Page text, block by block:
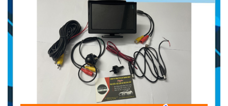
1.200.000₫.